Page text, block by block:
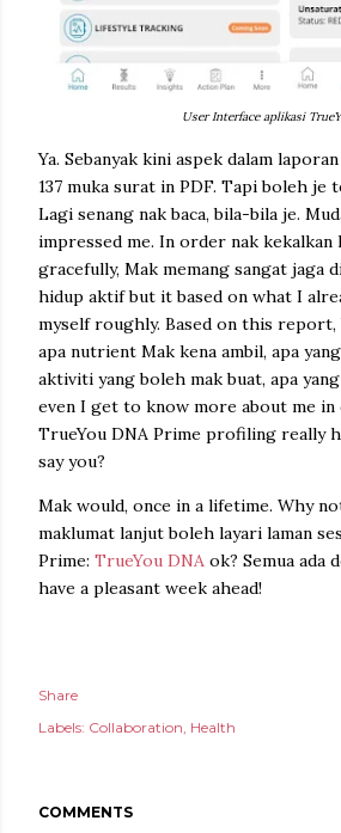
User Interface aplikasi
Ya. Sebanyak kini aspek dalam
137 muka surat in PDF. Tapi boleh je
Lagi senang nak baca, bila-bila je.
impressed me. In order nak kekalkan
gracefully, Mak memang sangat jaga
hidup aktif but it based on what I
myself roughly. Based on this report,
apa nutrient Mak kena ambil, apa
aktiviti yang boleh mak buat, apa
even I get to know more about me in
TrueYou DNA Prime profiling really
say you?
Mak would, once in a lifetime. Why
maklumat lanjut boleh layari laman
Prime: TrueYou DNA ok? Semua ada
have a pleasant week ahead!
Share
Labels: Collaboration Health
COMMENTS